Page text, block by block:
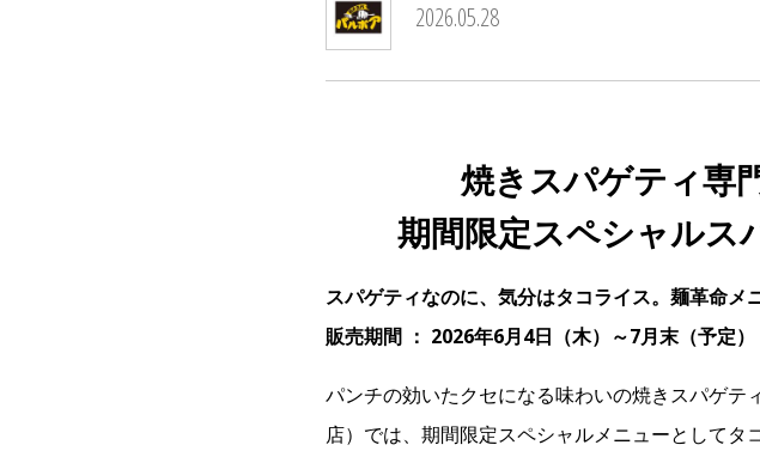
2026.05.28
焼きスパゲティ専
期間限定スペシャルス
スパゲティなのに、気分はタコライス。麺革命メ
販売期間 ： 2026年6月4日（木）～7月末（予定）
パンチの効いたクセになる味わいの焼きスパゲ
店）では、期間限定スペシャルメニューとして